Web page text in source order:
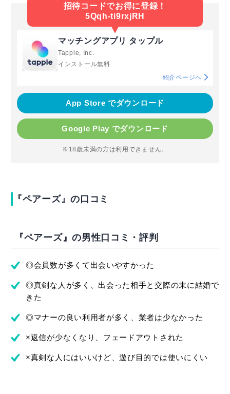
招待コードでお得に登録！
5Qqh-ti9rxjRH
マッチングアプリ タップル
Tapple, Inc.
インストール無料
紹介ページへ
App Store でダウンロード
Google Play でダウンロード
※18歳未満の方は利用できません。
『ペアーズ』の口コミ
『ペアーズ』の男性口コミ・評判
◎会員数が多くて出会いやすかった
◎真剣な人が多く、出会った相手と交際の末に結婚で
きた
◎マナーの良い利用者が多く、業者は少なかった
×返信が少なくなり、フェードアウトされた
×真剣な人にはいいけど、遊び目的では使いにくい